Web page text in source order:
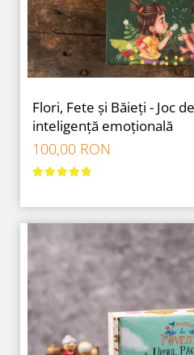
Flori, Fete și Băieți - Joc
inteligență emoțională
100,00 RON